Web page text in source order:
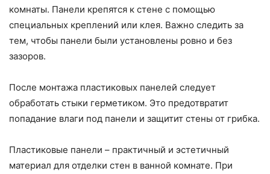
комнаты. Панели крепятся к стене с помощью
специальных креплений или клея. Важно следить за
тем, чтобы панели были установлены ровно и без
зазоров.
После монтажа пластиковых панелей следует
обработать стыки герметиком. Это предотвратит
попадание влаги под панели и защитит стены от грибка.
Пластиковые панели – практичный и эстетичный
материал для отделки стен в ванной комнате. При